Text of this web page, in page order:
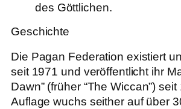
des Göttlichen.
Geschichte
Die Pagan Federation existiert
seit 1971 und veröffentlicht ihr
Dawn” (früher “The Wiccan”)
Auflage wuchs seither auf über